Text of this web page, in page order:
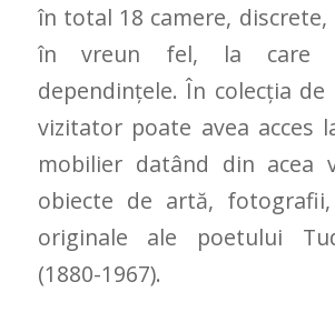
în total 18 camere,
în vreun fel, la care
dependințele. În colecția de
vizitator poate avea acces
mobilier datând din acea
obiecte de artă, fotografii,
originale ale poetului
(1880-1967).